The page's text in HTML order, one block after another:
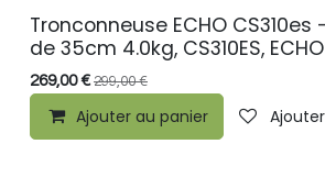
PROMO
Tronconneuse ECHO
de 35cm 4.0kg, CS310ES,
269,00€ 299,00€
Ajouter au panier